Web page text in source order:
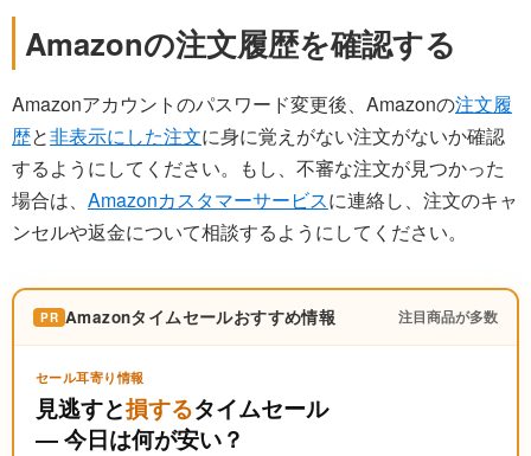
Amazonの注文履歴を確認する
Amazonアカウントのパスワード変更後、Amazonの注文履
歴と非表示にした注文に身に覚えがない注文がないか確認
するようにしてください。もし、不審な注文が見つかった
場合は、 Amazonカスタマーサービスに連絡し、注文のキャ
ンセルや返金について相談するようにしてください。
PR Amazonタイムセールおすすめ情報 注目商品が多数
セール耳寄り情報
見逃すと損するタイムセール
― 今日は何が安い？